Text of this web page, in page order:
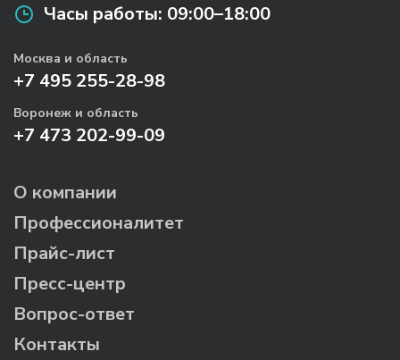
Часы работы: 09:00–18:00
Москва и область
+7 495 255-28-98
Воронеж и область
+7 473 202-99-09
О компании
Профессионалитет
Прайс-лист
Пресс-центр
Вопрос-ответ
Контакты